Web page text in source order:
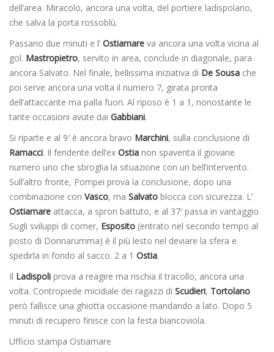
dell’area. Miracolo, ancora una volta, del portiere ladispolano,
che salva la porta rossoblù.
Passano due minuti e l’ Ostiamare va ancora una volta vicina al
gol. Mastropietro, servito in area, conclude in diagonale, para
ancora Salvato. Nel finale, bellissima iniziativa di De Sousa che
poi serve ancora una volta il numero 7, girata pronta
dell’attaccante ma palla fuori. Al riposo è 1 a 1, nonostante le
tante occasioni avute dai Gabbiani.
Si riparte e al 9′ è ancora bravo Marchini, sulla conclusione di
Ramacci. Il fendente dell’ex Ostia non spaventa il giovane
numero uno che sbroglia la situazione con un bell’intervento.
Sull’altro fronte, Pompei prova la conclusione, dopo una
combinazione con Vasco, ma Salvato blocca con sicurezza. L’
Ostiamare attacca, a spron battuto, e al 37′ passa in vantaggio.
Sugli sviluppi di corner, Esposito (entrato nel secondo tempo al
posto di Donnarumma) è il più lesto nel deviare la sfera e
spedirla in fondo al sacco. 2 a 1 Ostia.
Il Ladispoli prova a reagire ma rischia il tracollo, ancora una
volta. Contropiede micidiale dei ragazzi di Scudieri, Tortolano
però fallisce una ghiotta occasione mandando a lato. Dopo 5
minuti di recupero finisce con la festa biancoviola.
Ufficio stampa Ostiamare